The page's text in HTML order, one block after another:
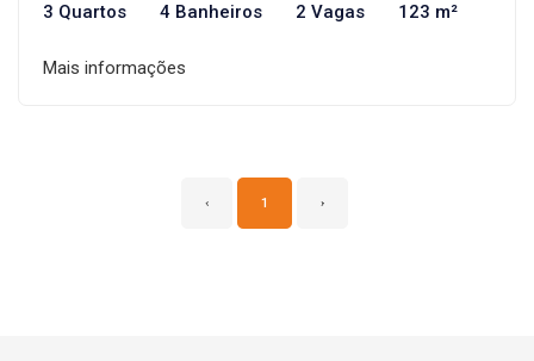
3 Quartos 4 Banheiros 2 Vagas 123 m²
Mais informações
‹ 1 ›